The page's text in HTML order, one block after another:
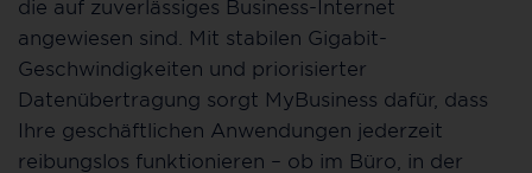
die auf zuverlässiges Business-Internet
angewiesen sind. Mit stabilen Gigabit-
Geschwindigkeiten und priorisierter
Datenübertragung sorgt MyBusiness dafür, dass
Ihre geschäftlichen Anwendungen jederzeit
reibungslos funktionieren – ob im Büro, in der